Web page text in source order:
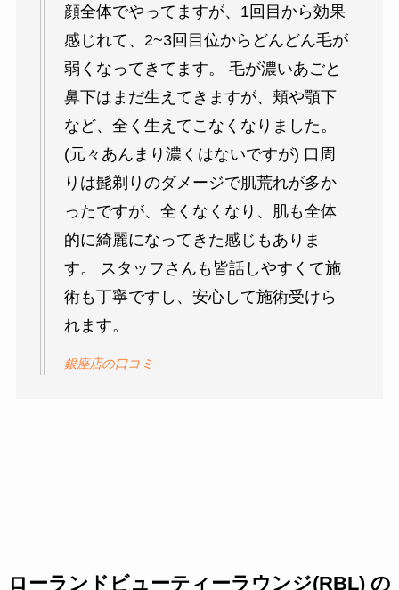
顔全体でやってますが、1回目から効果
感じれて、2~3回目位からどんどん毛が
弱くなってきてます。 毛が濃いあごと
鼻下はまだ生えてきますが、頬や顎下
など、全く生えてこなくなりました。
(元々あんまり濃くはないですが) 口周
りは髭剃りのダメージで肌荒れが多か
ったですが、全くなくなり、肌も全体
的に綺麗になってきた感じもありま
す。 スタッフさんも皆話しやすくて施
術も丁寧ですし、安心して施術受けら
れます。
銀座店の口コミ
ローランドビューティーラウンジ(RBL) の